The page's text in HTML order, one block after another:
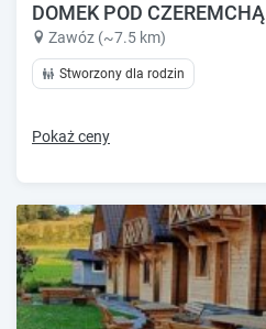
DOMEK POD CZEREMCHĄ
Zawóz (~7.5 km)
Stworzony dla rodzin
Pokaż ceny